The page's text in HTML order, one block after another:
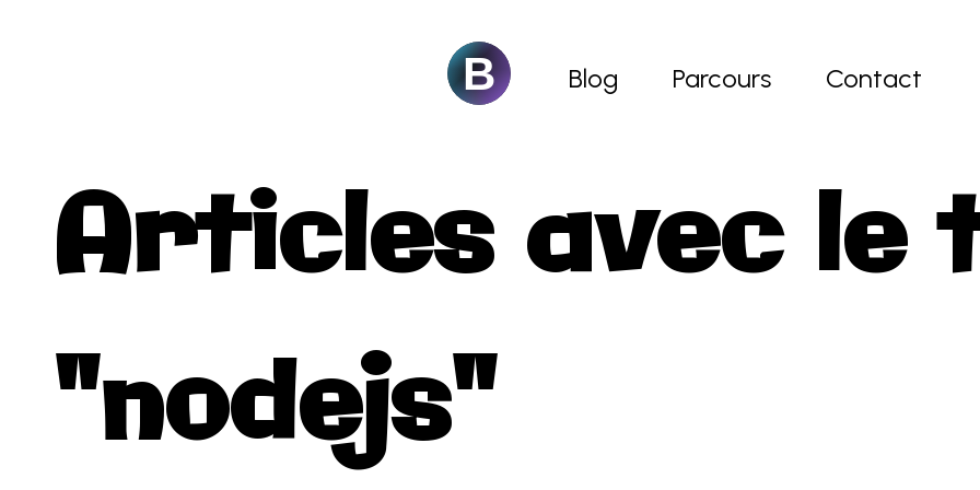
Accueil Blog Parcours Contact
Articles avec le
"nodejs"